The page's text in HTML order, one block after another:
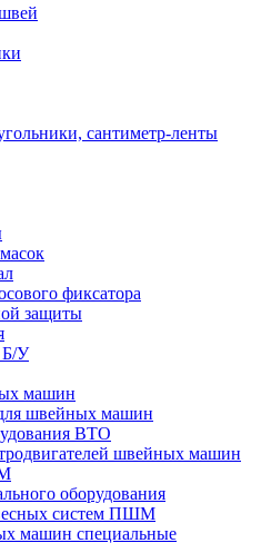
сантиметр-ленты
фиксатора
защиты
Б/У
машин
швейных машин
ВТО
швейных машин
оборудования
систем ПШМ
машин специальные